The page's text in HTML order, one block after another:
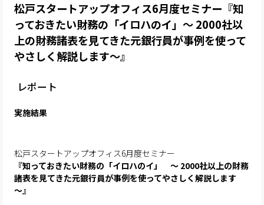
松戸スタートアップオフィス6月度セミナー『知
っておきたい財務の「イロハのイ」～ 2000社以
上の財務諸表を見てきた元銀行員が事例を使って
やさしく解説します～』
レポート
実施結果
松戸スタートアップオフィス6月度セミナー
『知っておきたい財務の「イロハのイ」 ～ 2000社以上の財務
諸表を見てきた元銀行員が事例を使ってやさしく解説します
～』